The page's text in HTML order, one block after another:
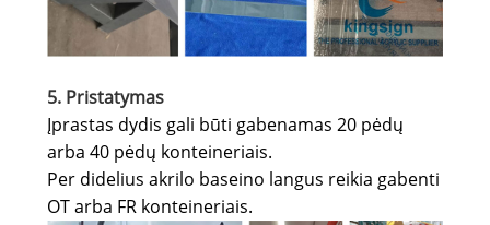
5. Pristatymas
Įprastas dydis gali būti gabenamas 20 pėdų
arba 40 pėdų konteineriais.
Per didelius akrilo baseino langus reikia gabenti
OT arba FR konteineriais.